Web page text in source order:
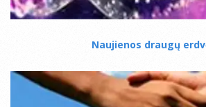
Naujienos draugų